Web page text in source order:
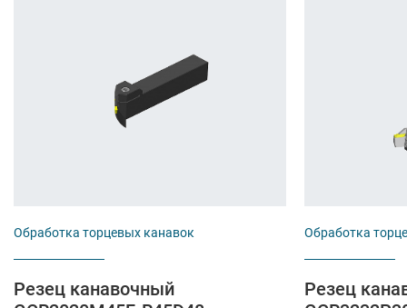
Обработка торцевых канавок
Резец канавочный
Обработка
Резец